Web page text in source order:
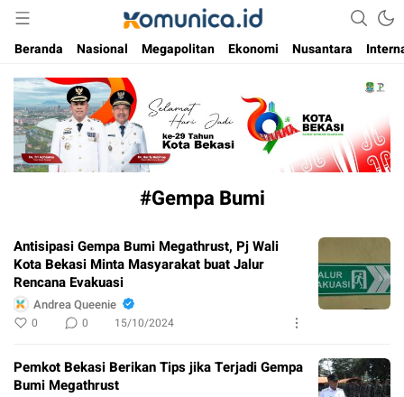
Komunica
Media Informasi Masa Kini
Beranda
Nasional Megapolitan Ekonomi Nusantara
#Gempa Bumi
Antisipasi Gempa Bumi Megathrust, Pj Wali
Kota Bekasi Minta Masyarakat buat Jalur
Rencana Evakuasi
Andrea Queenie
0 0 15/10/2024
Pemkot Bekasi Berikan Tips jika Terjadi Gempa
Bumi Megathrust